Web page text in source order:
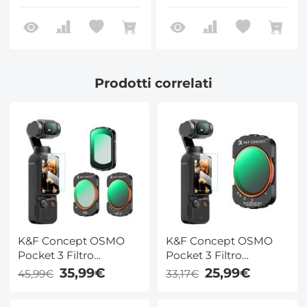
Strati di Rivestimento
Strati di Rivestimento
Prodotti correlati
K&F Concept OSMO
Pocket 3 Filtro
Magnetico,3 Pack Kit
Filtri Magnetici
45,99€ 35,99€
K&F Concept OSMO
Pocket 3 Filtro
Magnetico, Kit Filtri
Magnetici Black Mist
33,17€ 25,99€